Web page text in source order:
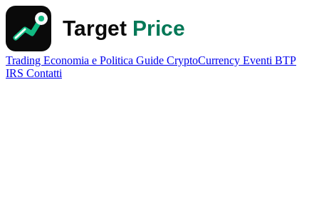
Trading Economia e Politica Guide CryptoCurrency Eventi BTP
IRS Contatti